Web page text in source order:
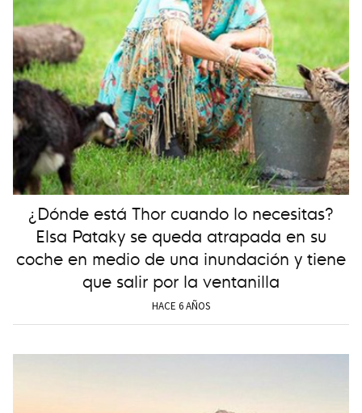
¿Dónde está Thor cuando lo necesitas?
Elsa Pataky se queda atrapada en su
coche en medio de una inundación y tiene
que salir por la ventanilla
HACE 6 AÑOS